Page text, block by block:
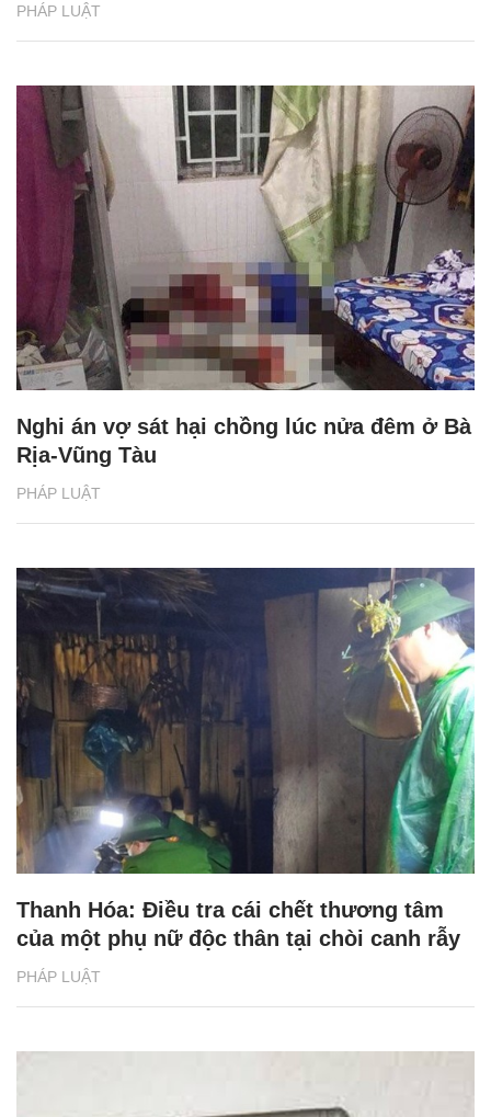
PHÁP LUẬT
PHÁP LUẬT
Nghi án vợ sát hại chồng lúc nửa đêm ở Bà
Rịa-Vũng Tàu
PHÁP LUẬT
Thanh Hóa: Điều tra cái chết thương tâm
của một phụ nữ độc thân tại chòi canh rẫy